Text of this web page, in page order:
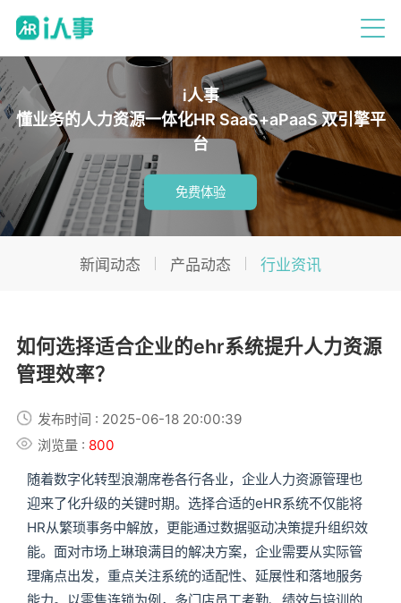
i人事
懂业务的人力资源一体化HR SaaS+aPaaS 双引擎平
台
免费体验
新闻动态 产品动态 行业资讯
如何选择适合企业的ehr系统提升人力资源
管理效率？
发布时间 : 2025-06-18 20:00:39
浏览量 : 800
随着数字化转型浪潮席卷各行各业，企业人力资源管理也
迎来了化升级的关键时期。选择合适的eHR系统不仅能将
HR从繁琐事务中解放，更能通过数据驱动决策提升组织效
能。面对市场上琳琅满目的解决方案，企业需要从实际管
理痛点出发，重点关注系统的适配性、延展性和落地服务